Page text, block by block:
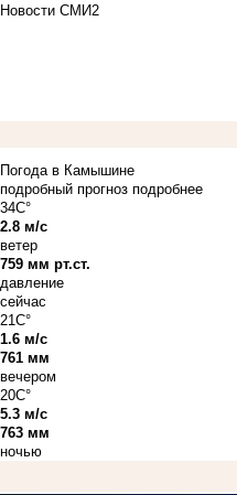
Новости СМИ2
Погода в Камышине
подробный прогноз подробнее
34C°
2.8 м/с
ветер
759 мм рт.ст.
давление
сейчас
21C°
1.6 м/с
761 мм
вечером
20C°
5.3 м/с
763 мм
ночью